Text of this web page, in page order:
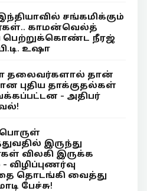
சங்கமிக்கும்
காமன்வெல்த்
பெற்றுக்கொண்ட நீரஜ்
உஷா
தலைவர்களால் தான்
புதிய தாக்குதல்கள்
- அதிபர்
இருந்து
விலகி இருக்க
தொடங்கி வைத்து
பேச்சு!